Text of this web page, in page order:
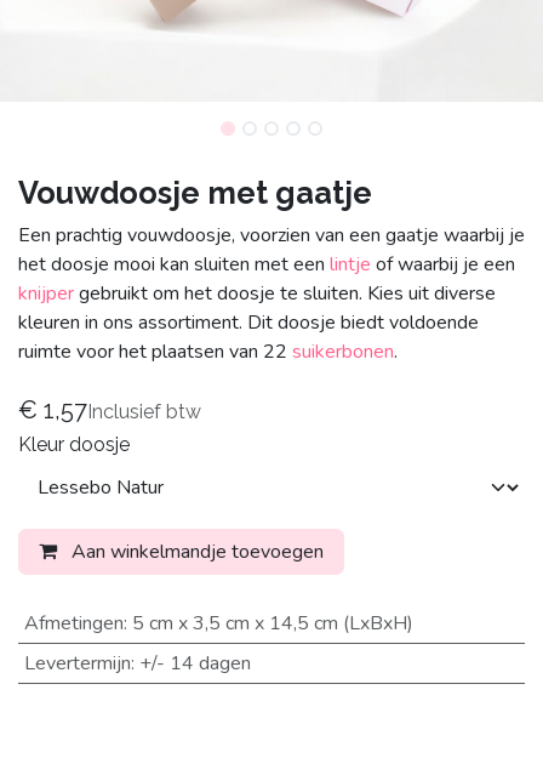
Vouwdoosje met gaatje
Een prachtig vouwdoosje, voorzien van een gaatje waarbij je
het doosje mooi kan sluiten met een lintje of waarbij je een
knijpe​​rgebruikt om het doosje te sluiten. Kies uit diverse
kleuren in ons assortiment. Dit doosje biedt voldoende
ruimte voor het plaatsen van 22 suikerbonen.
€ 1,57Inclusief btw
Kleur doosje
Aan winkelmandje toevoegen
Afmetingen: 5 cm x 3,5 cm x 14,5 cm (LxBxH)
Levertermijn: +/- 14 dagen